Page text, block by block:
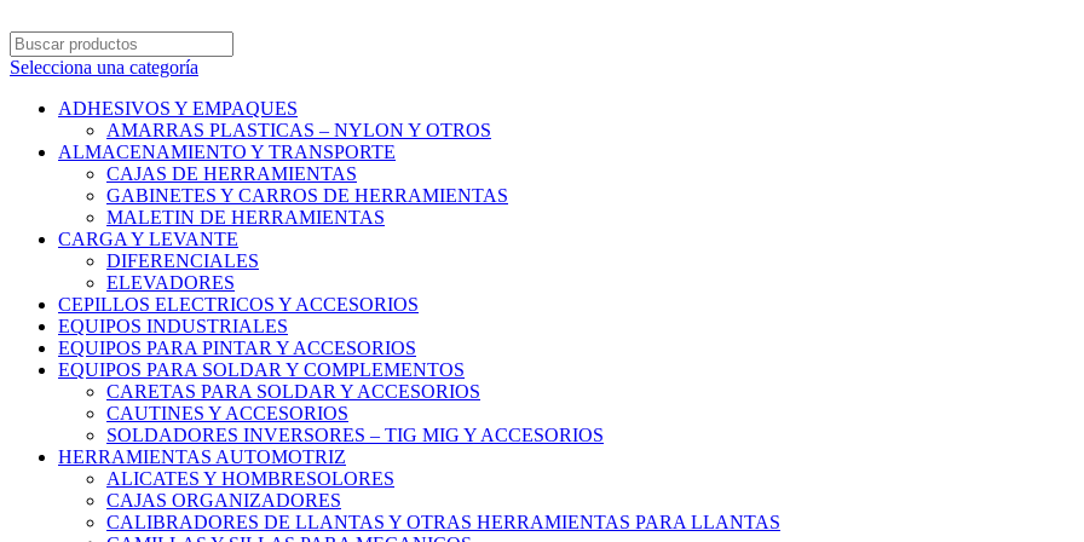
Selecciona una categoría
ADHESIVOS Y EMPAQUES
AMARRAS PLASTICAS – NYLON Y OTROS
ALMACENAMIENTO Y TRANSPORTE
CAJAS DE HERRAMIENTAS
GABINETES Y CARROS DE HERRAMIENTAS
MALETIN DE HERRAMIENTAS
CARGA Y LEVANTE
DIFERENCIALES
ELEVADORES
CEPILLOS ELECTRICOS Y ACCESORIOS
EQUIPOS INDUSTRIALES
EQUIPOS PARA PINTAR Y ACCESORIOS
EQUIPOS PARA SOLDAR Y COMPLEMENTOS
CARETAS PARA SOLDAR Y ACCESORIOS
CAUTINES Y ACCESORIOS
SOLDADORES INVERSORES – TIG MIG Y ACCESORIOS
HERRAMIENTAS AUTOMOTRIZ
ALICATES Y HOMBRESOLORES
CAJAS ORGANIZADORES
CALIBRADORES DE LLANTAS Y OTRAS HERRAMIENTAS PARA LLANTAS